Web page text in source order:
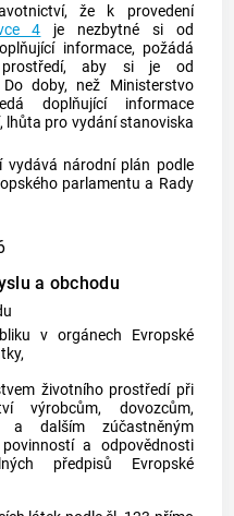
že k provedení
4 je nezbytné si od
informace, požádá
prostředí, aby si je od
doby, než Ministerstvo
doplňující informace
pro vydání stanoviska
vydává národní plán podle
parlamentu a Rady
a obchodu
v orgánech Evropské
životního prostředí při
výrobcům, dovozcům,
a dalším zúčastněným
a odpovědnosti
předpisů Evropské